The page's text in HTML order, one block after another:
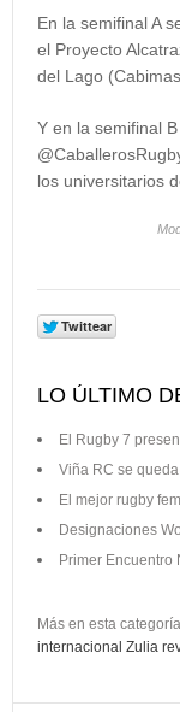
En la semifinal A
el Proyecto
del Lago
Y en la semifinal
los universitarios
LO ÚLTIMO
El Rugby 7
Viña RC se
El mejor rugby
Designaciones
Primer
Más en esta
internacional Zulia